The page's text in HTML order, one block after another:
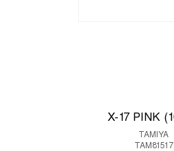
X-17 PINK
TAMIYA
TAM81517